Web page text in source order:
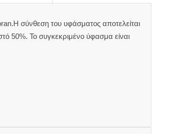
σύνθεση του υφάσματος αποτελείται
50%. Το συγκεκριμένο ύφασμα είναι